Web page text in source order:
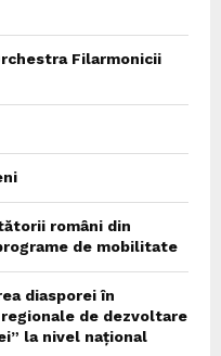
Filarmonicii
români din
de mobilitate
diasporei în
de dezvoltare
la nivel național